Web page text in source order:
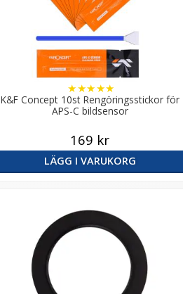
K&F Concept 10st Rengöringsstickor för
APS-C bildsensor
★★★★★
169 kr
LÄGG I VARUKORG